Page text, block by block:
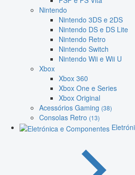
Nintendo
Nintendo 3DS e 2DS
Nintendo DS e DS Lite
Nintendo Retro
Nintendo Switch
Nintendo Wii e Wii U
Xbox
Xbox 360
Xbox One e Series
Xbox Original
Acessórios Gaming (38)
Consolas Retro (13)